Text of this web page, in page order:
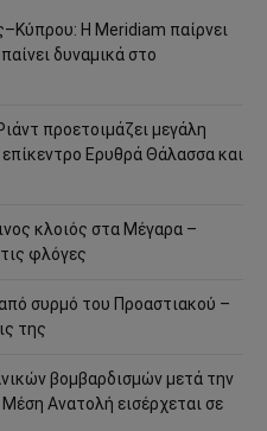
Η Meridiam παίρνει
δυναμικά στο
προετοιμάζει μεγάλη
Ερυθρά Θάλασσα και
κλοιός στα Μέγαρα –
φλόγες
συρμό του Προαστιακού –
της
βομβαρδισμών μετά την
Ανατολή εισέρχεται σε